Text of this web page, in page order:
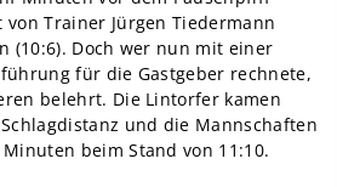
Trainer Jürgen Tiedermann
(10:6). Doch wer nun mit einer
für die Gastgeber rechnete,
belehrt. Die Lintorfer kamen
und die Mannschaften
Minuten beim Stand von 11:10.